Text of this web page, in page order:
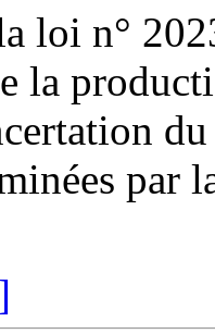
loi n°
la
par